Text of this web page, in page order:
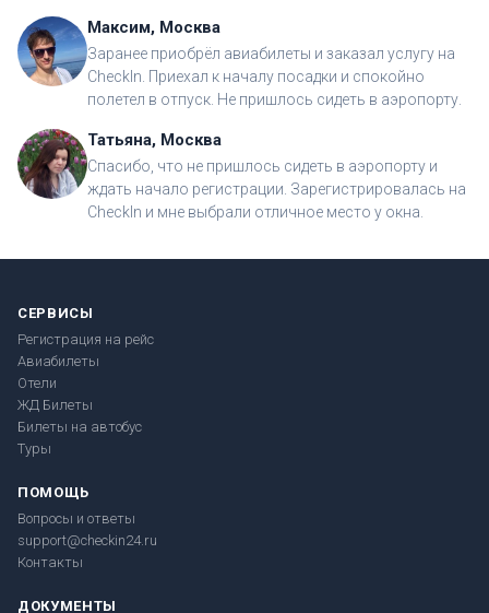
Максим, Москва
Заранее приобрёл авиабилеты и заказал услугу на
CheckIn. Приехал к началу посадки и спокойно
полетел в отпуск. Не пришлось сидеть в аэропорту.
Татьяна, Москва
Спасибо, что не пришлось сидеть в аэропорту и
ждать начало регистрации. Зарегистрировалась на
CheckIn и мне выбрали отличное место у окна.
СЕРВИСЫ
Регистрация на рейс
Авиабилеты
Отели
ЖД Билеты
Билеты на автобус
Туры
ПОМОЩЬ
Вопросы и ответы
support@checkin24.ru
Контакты
ДОКУМЕНТЫ